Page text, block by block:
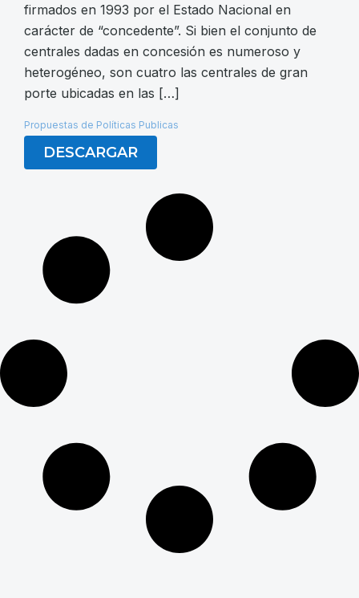
firmados en 1993 por el Estado Nacional en
carácter de “concedente”. Si bien el conjunto de
centrales dadas en concesión es numeroso y
heterogéneo, son cuatro las centrales de gran
porte ubicadas en las […]
Propuestas de Políticas Publicas
DESCARGAR